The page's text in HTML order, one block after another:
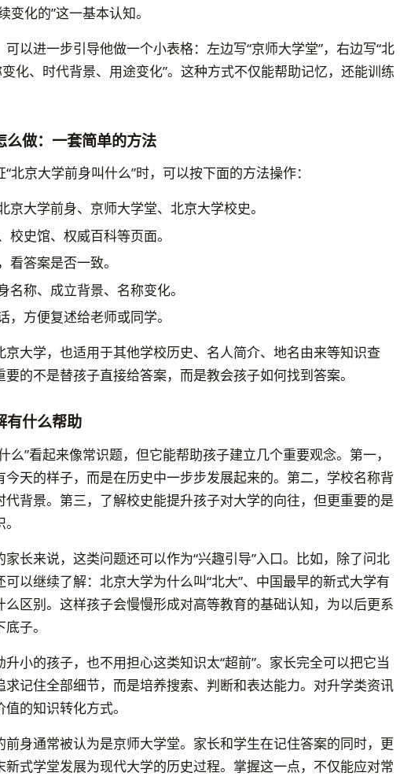
变化的”这一基本认知。
以进一步引导他做一个小表格：左边写“京师大学堂”，右边写“北
化、时代背景、用途变化”。这种方式不仅能帮助记忆，还能训练
么做：一套简单的方法
北京大学前身叫什么”时，可以按下面的方法操作：
京大学前身、京师大学堂、北京大学校史。
校史馆、权威百科等页面。
看答案是否一致。
名称、成立背景、名称变化。
，方便复述给老师或同学。
京大学，也适用于其他学校历史、名人简介、地名由来等知识查
的不是替孩子直接给答案，而是教会孩子如何找到答案。
有什么帮助
么”看起来像常识题，但它能帮助孩子建立几个重要观念。第一，
今天的样子，而是在历史中一步步发展起来的。第二，学校名称背
代背景。第三，了解校史能提升孩子对大学的向往，但更重要的是
长来说，这类问题还可以作为“兴趣引导”入口。比如，除了问北
以继续了解：北京大学为什么叫“北大”、中国最早的新式大学有
么区别。这样孩子会慢慢形成对高等教育的基础认知，为以后更系
子。
小的孩子，也不用担心这类知识太“超前”。家长完全可以把它当
求记住全部细节，而是培养搜索、判断和表达能力。对升学类资讯
的知识转化方式。
前身通常被认为是京师大学堂。家长和学生在记住答案的同时，更
式学堂发展为现代大学的历史过程。掌握这一点，不仅能应对常